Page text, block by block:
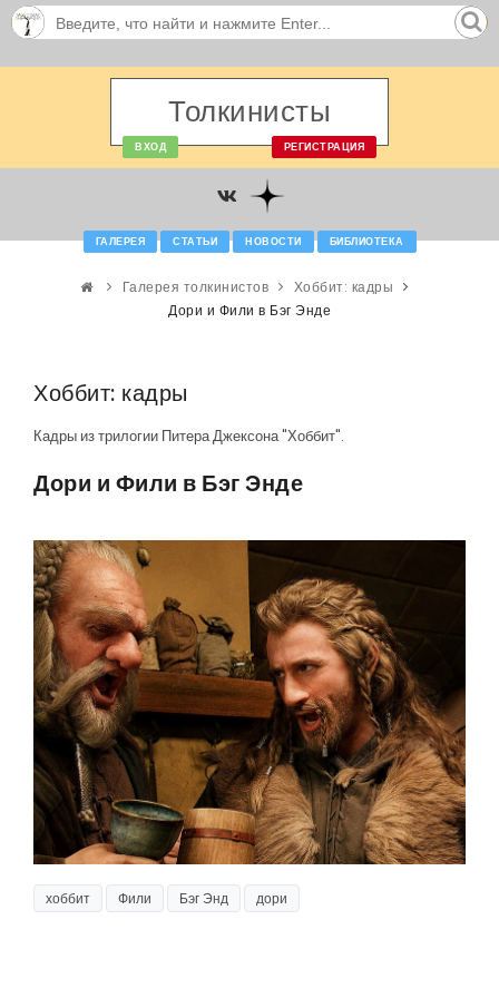
Толкинисты
ВХОД РЕГИСТРАЦИЯ
ГАЛЕРЕЯ СТАТЬИ НОВОСТИ БИБЛИОТЕКА
Галерея толкинистов
Хоббит: кадры
Дори и Фили в Бэг Энде
Хоббит: кадры
Кадры из трилогии Питера Джексона "Хоббит".
Дори и Фили в Бэг Энде
хоббит Фили Бэг Энд дори